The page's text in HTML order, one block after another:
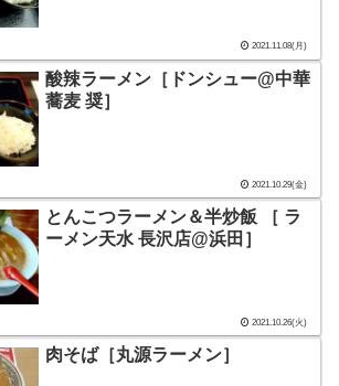
2021.11.08(月)
酸辣ラーメン［ドンシュー@中華
蕎麦 奨］
2021.10.29(金)
とんこつラーメン＆半炒飯 ［ ラ
ーメン天水 長沢店@浜田］
2021.10.26(火)
肉そば［丸源ラーメン］